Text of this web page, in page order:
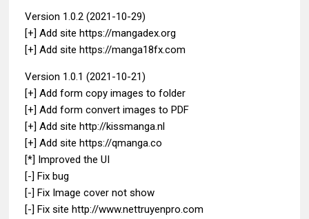
Version 1.0.2 (2021-10-29)
[+] Add site https://mangadex.org
[+] Add site https://manga18fx.com
Version 1.0.1 (2021-10-21)
[+] Add form copy images to folder
[+] Add form convert images to PDF
[+] Add site http://kissmanga.nl
[+] Add site https://qmanga.co
[*] Improved the UI
[-] Fix bug
[-] Fix Image cover not show
[-] Fix site http://www.nettruyenpro.com